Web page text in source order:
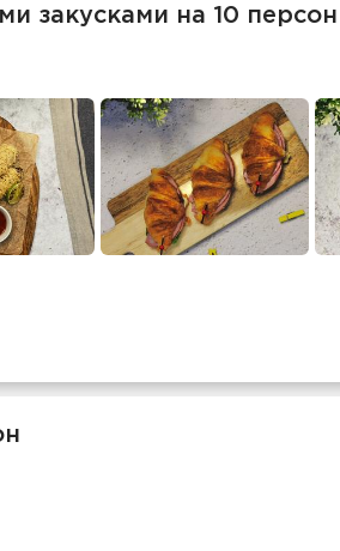
закусками на 10 персон